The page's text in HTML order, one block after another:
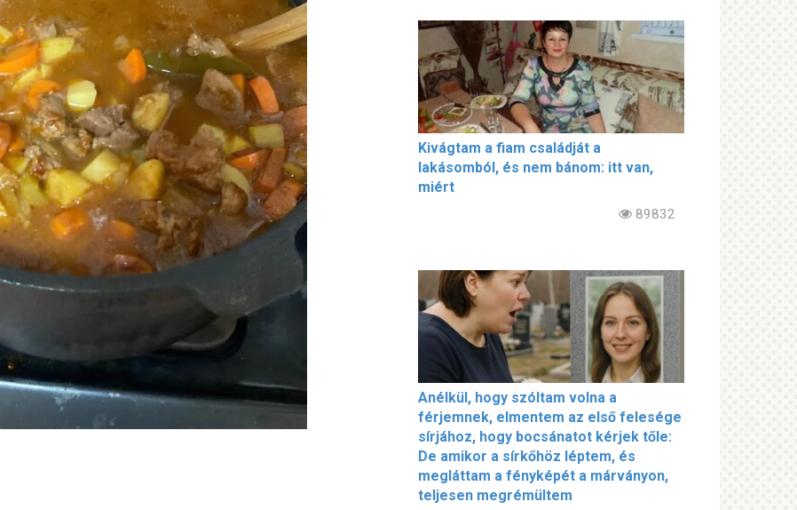
Kivágtam a fiam családját a
lakásomból, és nem bánom: itt van,
miért
89832
Anélkül, hogy szóltam volna a
férjemnek, elmentem az első felesége
sírjához, hogy bocsánatot kérjek tőle:
De amikor a sírkőhöz léptem, és
megláttam a fényképét a márványon,
teljesen megrémültem